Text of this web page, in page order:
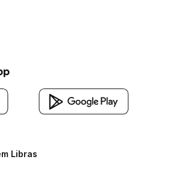
Libras